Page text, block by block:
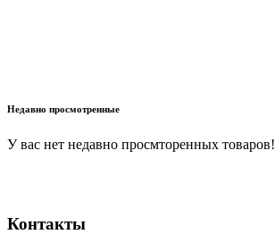
Недавно просмотренные
У вас нет недавно просмторенных товаров!
Контакты